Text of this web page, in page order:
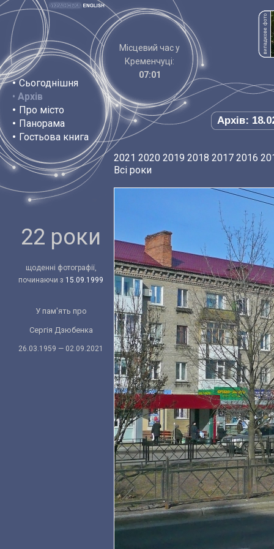
• Сьогоднішня
• Архів
• Про місто
• Панорама
• Гостьова книга
Місцевий час у
Кременчуці:
07:01
Архів:
22 роки
щоденні фотографії,
починаючи з 15.09.1999
У пам'ять про
Сергія Дзюбенка
26.03.1959 — 02.09.2021
2021 2020 2019 2018 2017 2016
Всі роки